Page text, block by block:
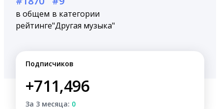
в общем
рейтинге
в категории
"Другая музыка"
Подписчиков
+711,496
За 3 месяца: 0